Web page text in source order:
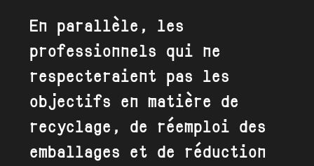
En parallèle, les
professionnels qui ne
respecteraient pas les
objectifs en matière de
recyclage, de réemploi des
emballages et de réduction